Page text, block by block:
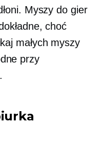
Myszy do gier
choć
małych myszy
przy